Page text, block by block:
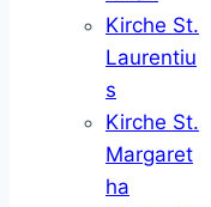
Kirche St.
Laurentiu
s
Kirche St.
Margaret
ha